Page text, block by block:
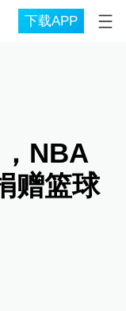
下载APP
NBA
赠篮球